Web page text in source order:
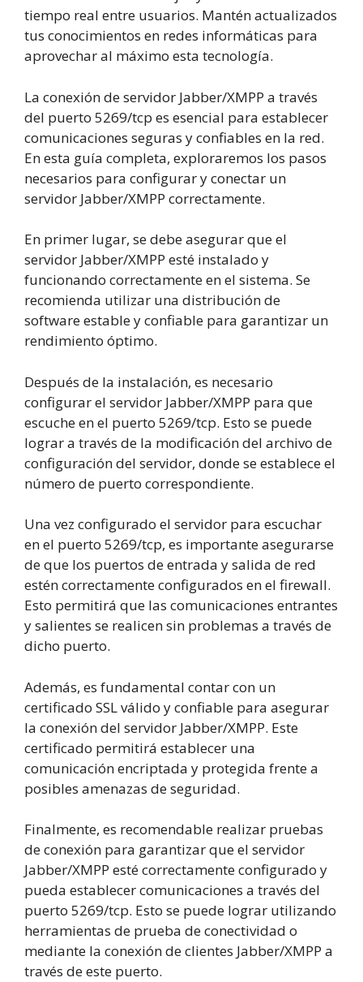
tiempo real entre usuarios. Mantén actualizados
tus conocimientos en redes informáticas para
aprovechar al máximo esta tecnología.
La conexión de servidor Jabber/XMPP a través
del puerto 5269/tcp es esencial para establecer
comunicaciones seguras y confiables en la red.
En esta guía completa, exploraremos los pasos
necesarios para configurar y conectar un
servidor Jabber/XMPP correctamente.
En primer lugar, se debe asegurar que el
servidor Jabber/XMPP esté instalado y
funcionando correctamente en el sistema. Se
recomienda utilizar una distribución de
software estable y confiable para garantizar un
rendimiento óptimo.
Después de la instalación, es necesario
configurar el servidor Jabber/XMPP para que
escuche en el puerto 5269/tcp. Esto se puede
lograr a través de la modificación del archivo de
configuración del servidor, donde se establece el
número de puerto correspondiente.
Una vez configurado el servidor para escuchar
en el puerto 5269/tcp, es importante asegurarse
de que los puertos de entrada y salida de red
estén correctamente configurados en el firewall.
Esto permitirá que las comunicaciones entrantes
y salientes se realicen sin problemas a través de
dicho puerto.
Además, es fundamental contar con un
certificado SSL válido y confiable para asegurar
la conexión del servidor Jabber/XMPP. Este
certificado permitirá establecer una
comunicación encriptada y protegida frente a
posibles amenazas de seguridad.
Finalmente, es recomendable realizar pruebas
de conexión para garantizar que el servidor
Jabber/XMPP esté correctamente configurado y
pueda establecer comunicaciones a través del
puerto 5269/tcp. Esto se puede lograr utilizando
herramientas de prueba de conectividad o
mediante la conexión de clientes Jabber/XMPP a
través de este puerto.